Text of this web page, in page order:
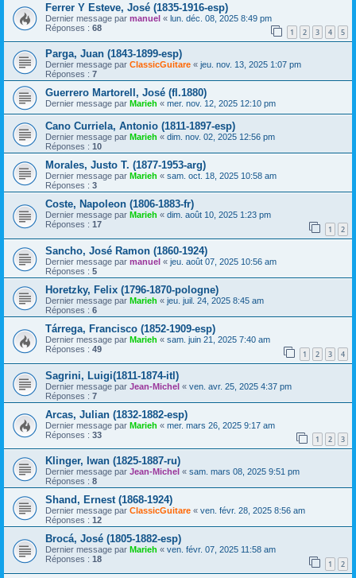
Ferrer Y Esteve, José (1835-1916-esp)
Dernier message par manuel « lun. déc. 08, 2025 8:49 pm
Réponses : 68 1 2 3 4 5
Parga, Juan (1843-1899-esp)
Dernier message par ClassicGuitare « jeu. nov. 13, 2025 1:07 pm
Réponses : 7
Guerrero Martorell, José (fl.1880)
Dernier message par Marieh « mer. nov. 12, 2025 12:10 pm
Cano Curriela, Antonio (1811-1897-esp)
Dernier message par Marieh « dim. nov. 02, 2025 12:56 pm
Réponses : 10
Morales, Justo T. (1877-1953-arg)
Dernier message par Marieh « sam. oct. 18, 2025 10:58 am
Réponses : 3
Coste, Napoleon (1806-1883-fr)
Dernier message par Marieh « dim. août 10, 2025 1:23 pm
Réponses : 17 1 2
Sancho, José Ramon (1860-1924)
Dernier message par manuel « jeu. août 07, 2025 10:56 am
Réponses : 5
Horetzky, Felix (1796-1870-pologne)
Dernier message par Marieh « jeu. juil. 24, 2025 8:45 am
Réponses : 6
Tárrega, Francisco (1852-1909-esp)
Dernier message par Marieh « sam. juin 21, 2025 7:40 am
Réponses : 49 1 2 3 4
Sagrini, Luigi(1811-1874-itl)
Dernier message par Jean-Michel « ven. avr. 25, 2025 4:37 pm
Réponses : 7
Arcas, Julian (1832-1882-esp)
Dernier message par Marieh « mer. mars 26, 2025 9:17 am
Réponses : 33 1 2 3
Klinger, Iwan (1825-1887-ru)
Dernier message par Jean-Michel « sam. mars 08, 2025 9:51 pm
Réponses : 8
Shand, Ernest (1868-1924)
Dernier message par ClassicGuitare « ven. févr. 28, 2025 8:56 am
Réponses : 12
Brocá, José (1805-1882-esp)
Dernier message par Marieh « ven. févr. 07, 2025 11:58 am
Réponses : 18 1 2